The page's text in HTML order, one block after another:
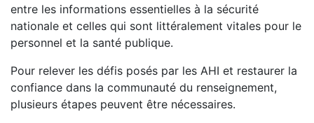
entre les informations essentielles à la sécurité
nationale et celles qui sont littéralement vitales pour le
personnel et la santé publique.
Pour relever les défis posés par les AHI et restaurer la
confiance dans la communauté du renseignement,
plusieurs étapes peuvent être nécessaires.